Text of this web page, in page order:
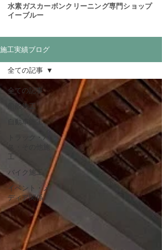
​水素ガスカーボンクリーニング専門ショップ
イーブルー
施工実績ブログ
全ての記事
船舶施工
自動車施工
トラック・バ
ス・その他施
工
バイク施工
イベント・メ
ディア関係
全ての記事